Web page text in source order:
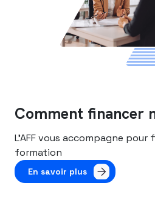
Comment financer
L’AFF vous accompagne
formation
En savoir plus